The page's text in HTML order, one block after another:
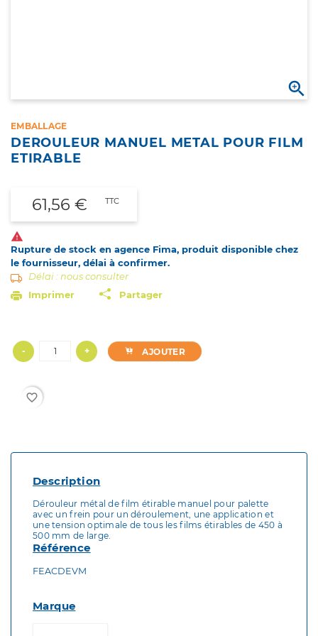

EMBALLAGE
DEROULEUR MANUEL METAL POUR FILM
ETIRABLE
61,56 € TTC

Rupture de stock en agence Fima, produit disponible chez
le fournisseur, délai à confirmer.
Délai : nous consulter
Imprimer
Partager
- + AJOUTER
favorite_border
Description
Dérouleur métal de film étirable manuel pour palette
avec un frein pour un déroulement, une application et
une tension optimale de tous les films étirables de 450 à
500 mm de large.
Référence
FEACDEVM
Marque